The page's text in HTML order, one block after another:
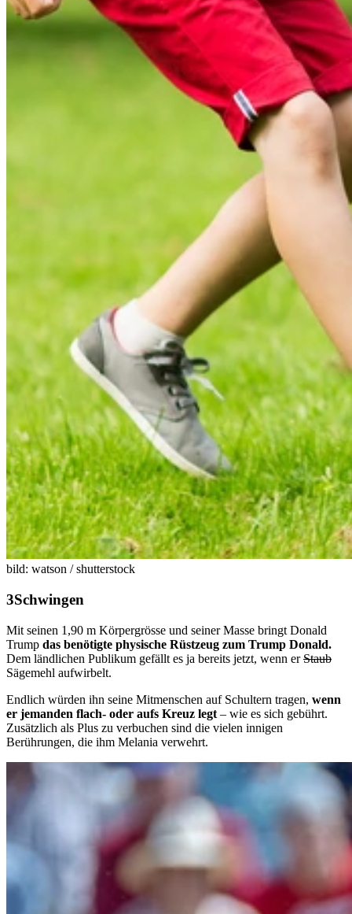
bild: watson / shutterstock
Schwingen
Mit seinen 1,90 m Körpergrösse und seiner Masse bringt Donald
Trump das benötigte physische Rüstzeug zum Trump Donald.
Dem ländlichen Publikum gefällt es ja bereits jetzt, wenn erStaub
Sägemehl aufwirbelt.
Endlich würden ihn seine Mitmenschen auf Schultern tragen, wenn
er jemanden flach- oder aufs Kreuz legt – wie es sich gebührt.
Zusätzlich als Plus zu verbuchen sind die vielen innigen
Berührungen, die ihm Melania verwehrt.